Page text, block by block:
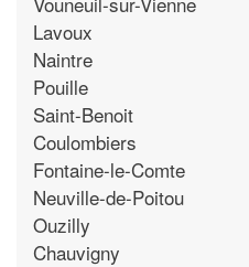
Lavoux
Naintre
Pouille
Saint-Benoit
Coulombiers
Fontaine-le-Comte
Neuville-de-Poitou
Ouzilly
Chauvigny